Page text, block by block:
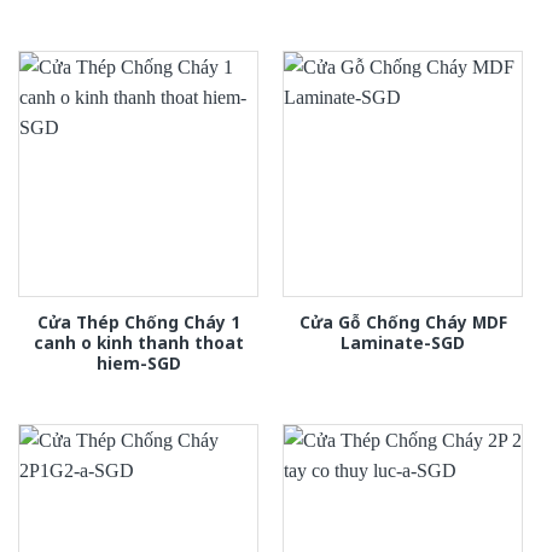
Cửa Thép Chống Cháy 1
canh o kinh thanh thoat
hiem-SGD
Cửa Gỗ Chống Cháy MDF
Laminate-SGD